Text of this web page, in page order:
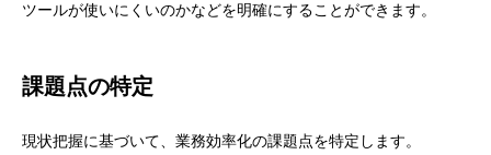
ツールが使いにくいのかなどを明確にすることができます。
課題点の特定
現状把握に基づいて、業務効率化の課題点を特定します。